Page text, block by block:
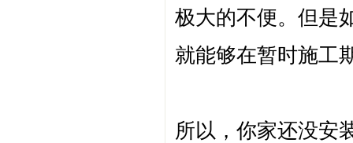
极大的不便。但是
就能够在暂时施工
所以，你家还没安